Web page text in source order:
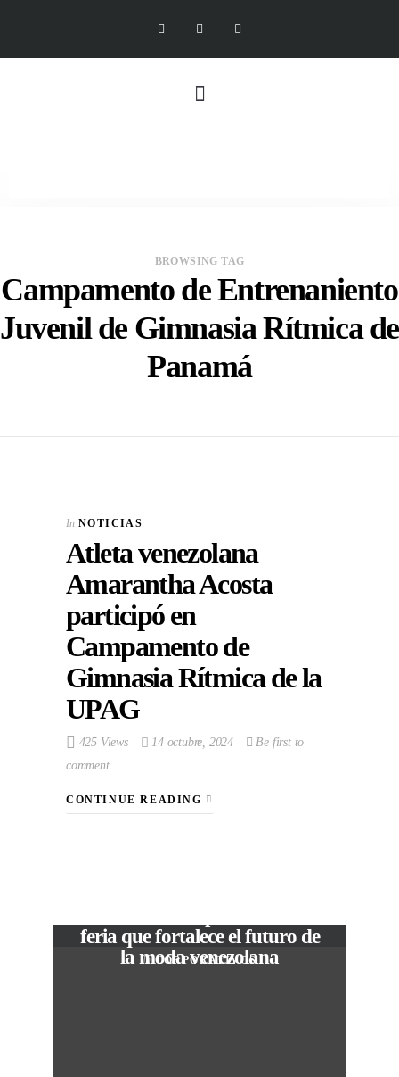
BROWSING TAG
Campamento de Entrenaniento
Juvenil de Gimnasia Rítmica de
Panamá
In NOTICIAS
Atleta venezolana
Amarantha Acosta
participó en
Campamento de
Gimnasia Rítmica de la
UPAG
425 Views 14 octubre, 2024
Be first to
comment
CONTINUE READING
In CORPORATIVOS
feria que fortalece el futuro de
la moda venezolana